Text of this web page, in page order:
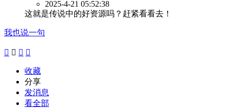
2025-4-21 05:52:38
这就是传说中的好资源吗？赶紧看看去！
我也说一句
   
收藏
分享
发消息
看全部